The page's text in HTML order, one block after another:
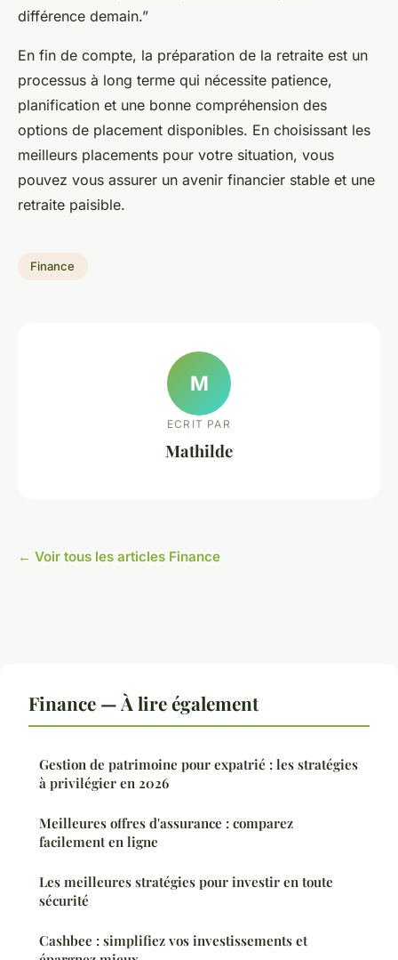
différence demain.”
En fin de compte, la préparation de la retraite est un
processus à long terme qui nécessite patience,
planification et une bonne compréhension des
options de placement disponibles. En choisissant les
meilleurs placements pour votre situation, vous
pouvez vous assurer un avenir financier stable et une
retraite paisible.
Finance
M
ECRIT PAR
Mathilde
← Voir tous les articles Finance
Finance — À lire également
Gestion de patrimoine pour expatrié : les stratégies
à privilégier en 2026
Meilleures offres d'assurance : comparez
facilement en ligne
Les meilleures stratégies pour investir en toute
sécurité
Cashbee : simplifiez vos investissements et